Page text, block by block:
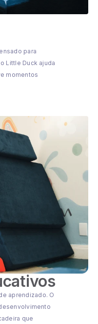
para
Little Duck ajuda
momentos
aprendizado. O
que